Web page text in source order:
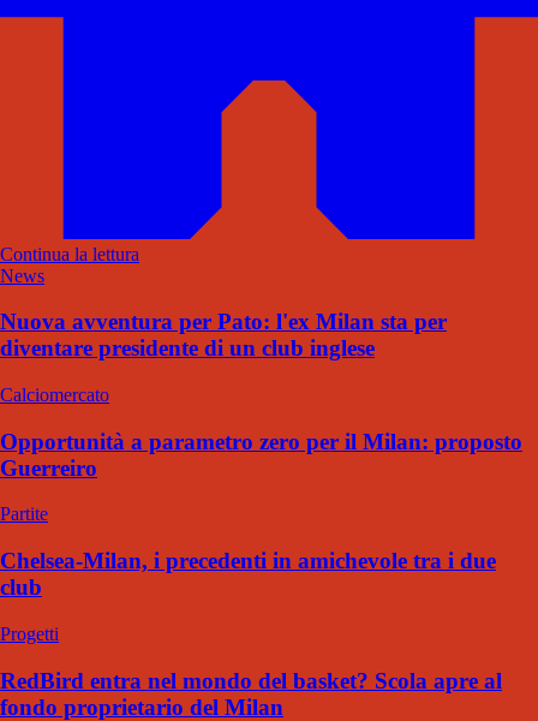
Continua la lettura
News
Nuova avventura per Pato: l'ex Milan sta per
diventare presidente di un club inglese
Calciomercato
Opportunità a parametro zero per il Milan: proposto
Guerreiro
Partite
Chelsea-Milan, i precedenti in amichevole tra i due
club
Progetti
RedBird entra nel mondo del basket? Scola apre al
fondo proprietario del Milan